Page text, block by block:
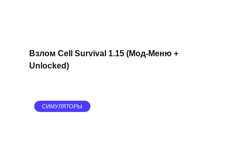
Взлом Cell Survival 1.15 (Мод-Меню +
Unlocked)
СИМУЛЯТОРЫ